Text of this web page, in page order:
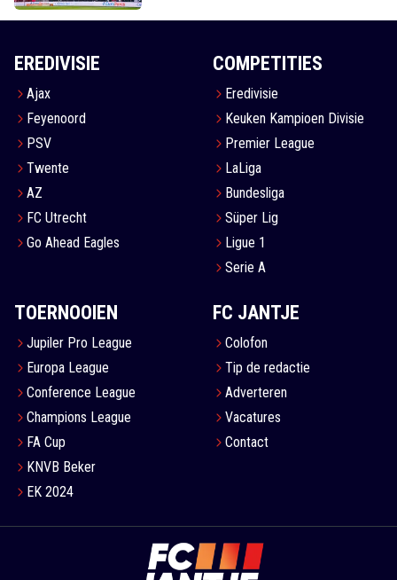
EREDIVISIE
Ajax
Feyenoord
PSV
Twente
AZ
FC Utrecht
Go Ahead Eagles
COMPETITIES
Eredivisie
Keuken Kampioen Divisie
Premier League
LaLiga
Bundesliga
Süper Lig
Ligue 1
Serie A
TOERNOOIEN
Jupiler Pro League
Europa League
Conference League
Champions League
FA Cup
KNVB Beker
EK 2024
FC JANTJE
Colofon
Tip de redactie
Adverteren
Vacatures
Contact